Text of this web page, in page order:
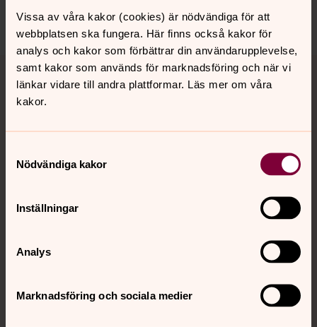
Vissa av våra kakor (cookies) är nödvändiga för att
webbplatsen ska fungera. Här finns också kakor för
analys och kakor som förbättrar din användarupplevelse,
samt kakor som används för marknadsföring och när vi
länkar vidare till andra plattformar. Läs mer om våra
kakor.
Nödvändiga kakor
Inställningar
Analys
Marknadsföring och sociala medier
Dela
Tillbaka till toppen
Tillbaka till innehållet
Kontakt
Sociala kanaler